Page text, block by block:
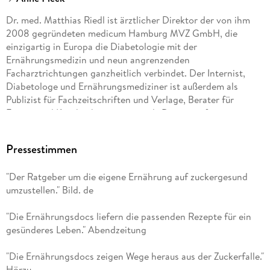
Dr. med. Matthias Riedl ist ärztlicher Direktor der von ihm
2008 gegründeten medicum Hamburg MVZ GmbH, die
einzigartig in Europa die Diabetologie mit der
Ernährungsmedizin und neun angrenzenden
Facharztrichtungen ganzheitlich verbindet. Der Internist,
Diabetologe und Ernährungsmediziner ist außerdem als
Publizist für Fachzeitschriften und Verlage, Berater für
Firmen und Krankenkassen sowie als Dozent auf
Deutscher Ernährungsmediziner (BDEM e. V.) engagiert er
ihn das Magazin Focus in seine Empfehlungsliste Top-
Mediziner auf.
Dr. med. Anne Fleck ist seit Jahren auf dem Gebiet der
innovativen Ernährungs- und Präventionsmedizin tätig. Als
Expertise in Naturheilverfahren und ganzheitlichen
Pressestimmen
"Der Ratgeber um die eigene Ernährung auf zuckergesund
umzustellen." Bild. de
"Die Ernährungsdocs liefern die passenden Rezepte für ein
gesünderes Leben." Abendzeitung
"Die Ernährungsdocs zeigen Wege heraus aus der Zuckerfalle."